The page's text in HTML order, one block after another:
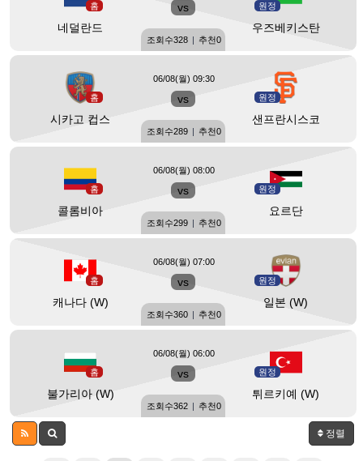
홈
네덜란드
vs 원정
우즈베키스탄
조회수328 | 추천0
홈
시카고 컵스
vs 원정
샌프란시스코
06/08(월) 09:30
조회수289 | 추천0
홈
콜롬비아
vs 원정
요르단
06/08(월) 08:00
조회수299 | 추천0
홈
캐나다 (W)
vs 원정
일본 (W)
06/08(월) 07:00
조회수360 | 추천0
홈
불가리아 (W)
vs 원정
튀르키예 (W)
06/08(월) 06:00
조회수362 | 추천0
정렬